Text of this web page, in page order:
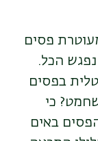
פסים
הכל.
בפסים
כי
באים